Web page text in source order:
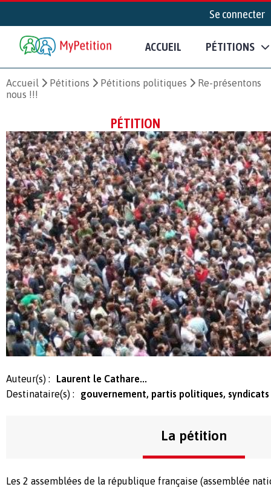
Se connecter
ACCUEIL PÉTITIONS
Accueil Pétitions Pétitions politiques
Re-présentons
nous !!!
PÉTITION
Auteur(s) :
Laurent le Cathare...
Destinataire(s) :
gouvernement, partis politiques, syndicats
La pétition
Les 2 assemblées de la république française (assemblée